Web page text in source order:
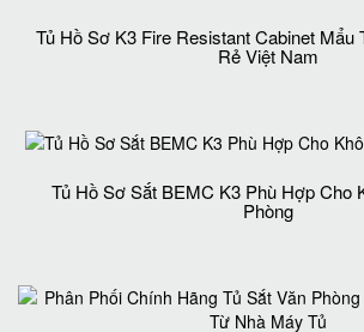
Tủ Hồ Sơ K3 Fire Resistant Cabinet Mẩu
Rẻ Việt Nam
Tủ Hồ Sơ Sắt BEMC K3 Phù Hợp Cho
Phòng